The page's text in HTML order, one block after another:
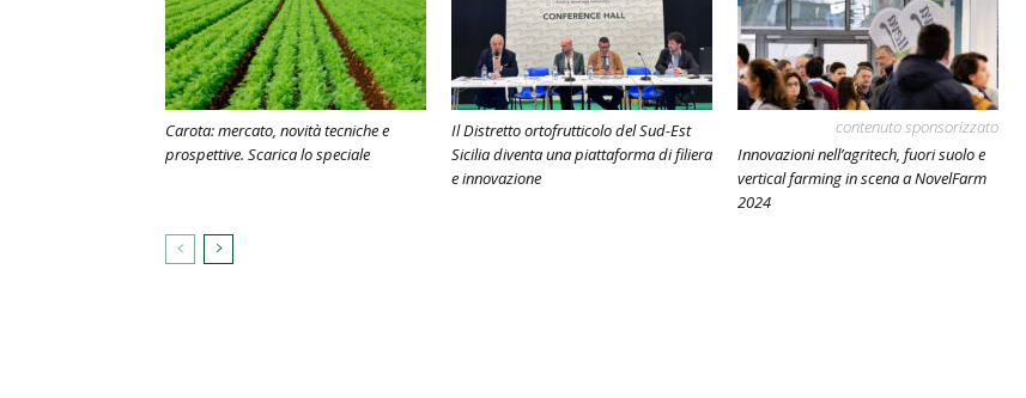
Carota: mercato, novità tecniche e
prospettive. Scarica lo speciale
Il Distretto ortofrutticolo del Sud-Est
Sicilia diventa una piattaforma di filiera
e innovazione
contenuto sponsorizzato
Innovazioni nell’agritech, fuori suolo e
vertical farming in scena a NovelFarm
2024